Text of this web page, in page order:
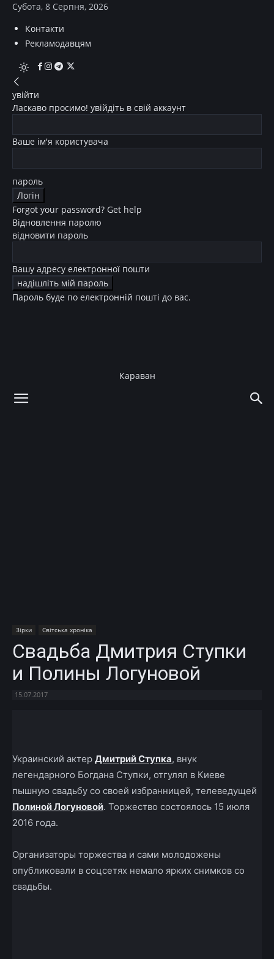
Субота, 8 Серпня, 2026
Контакти
Рекламодавцям
увійти
Ласкаво просимо! увійдіть в свій аккаунт
Ваше ім'я користувача
пароль
Forgot your password? Get help
Відновлення паролю
відновити пароль
Вашу адресу електронної пошти
Пароль буде по електронній пошті до вас.
Караван
Зірки Світська хроніка
Свадьба Дмитрия Ступки
и Полины Логуновой
15.07.2017
Украинский актер Дмитрий Ступка, внук
легендарного Богдана Ступки, отгулял в Киеве
пышную свадьбу со своей избранницей, телеведущей
Полиной Логуновой. Торжество состоялось 15 июля
2016 года.
Организаторы торжества и сами молодожены
опубликовали в соцсетях немало ярких снимков со
свадьбы.